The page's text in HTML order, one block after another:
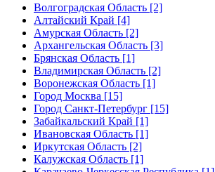
Волгоградская Область [2]
Алтайский Край [4]
Амурская Область [2]
Архангельская Область [3]
Брянская Область [1]
Владимирская Область [2]
Воронежская Область [1]
Город Москва [15]
Город Санкт-Петербург [15]
Забайкальский Край [1]
Ивановская Область [1]
Иркутская Область [2]
Калужская Область [1]